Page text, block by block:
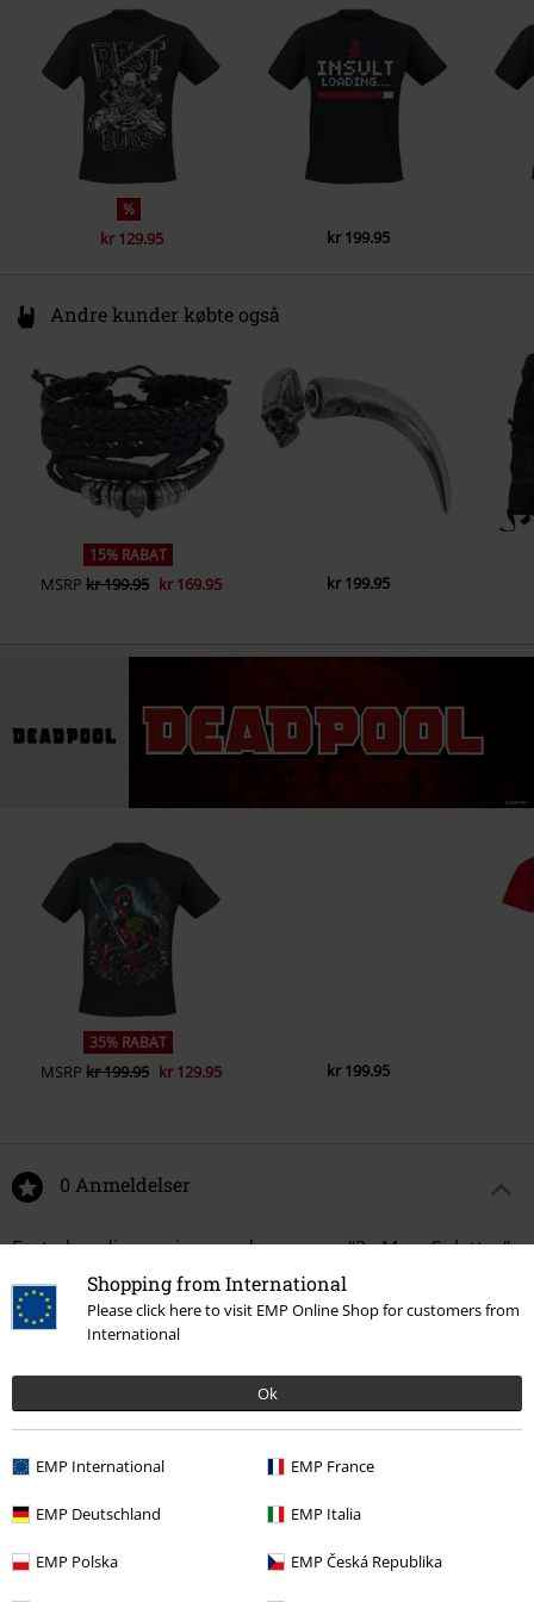
Shopping from International
Please click here to visit EMP Online Shop for customers from
International
Ok
EMP International EMP France
EMP Deutschland EMP Italia
EMP Polska EMP Česká Republika
Regularweight
productsafety@universal-music.com
%
kr 129.95 kr 199.95
Andre kunder købte også
15% RABAT
MSRP kr 199.95 kr 169.95 kr 199.95
35% RABAT
MSRP kr 199.95 kr 129.95 kr 199.95
0 Anmeldelser
Fortæl os din mening om denne vare "3 - Merc Splatter".
Skriv anmeldelse